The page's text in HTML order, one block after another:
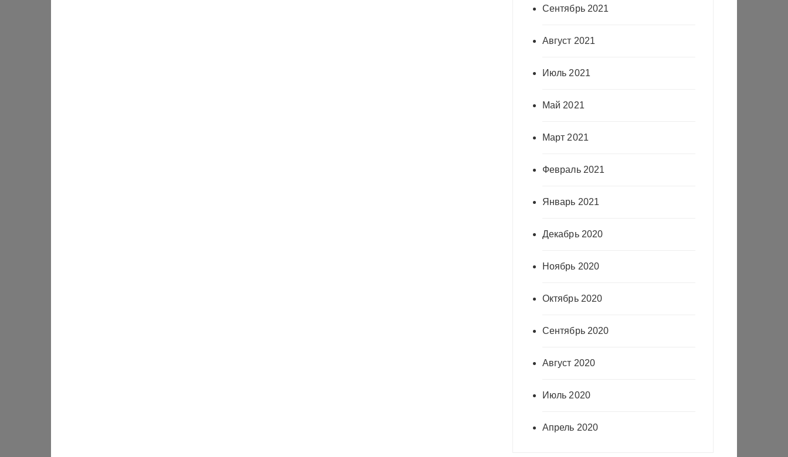
Сентябрь 2021
Август 2021
Июль 2021
Май 2021
Март 2021
Февраль 2021
Январь 2021
Декабрь 2020
Ноябрь 2020
Октябрь 2020
Сентябрь 2020
Август 2020
Июль 2020
Апрель 2020